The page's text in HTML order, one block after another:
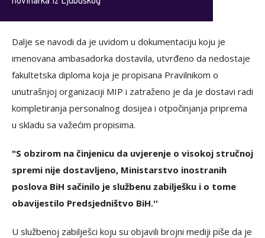
Dalje se navodi da je uvidom u dokumentaciju koju je
imenovana ambasadorka dostavila, utvrđeno da nedostaje
fakultetska diploma koja je propisana Pravilnikom o
unutrašnjoj organizaciji MIP i zatraženo je da je dostavi radi
kompletiranja personalnog dosijea i otpočinjanja priprema
u skladu sa važećim propisima.
"S obzirom na činjenicu da uvjerenje o visokoj stručnoj
spremi nije dostavljeno, Ministarstvo inostranih
poslova BiH sačinilo je službenu zabilješku i o tome
obavijestilo Predsjedništvo BiH.''
U službenoj zabilješci koju su objavili brojni mediji piše da je